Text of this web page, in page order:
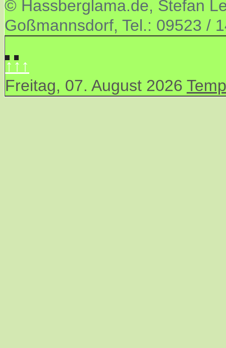
© Hassberglama.de, Stefan
Goßmannsdorf, Tel.: 09523 /
↑↑↑
Freitag, 07. August 2026